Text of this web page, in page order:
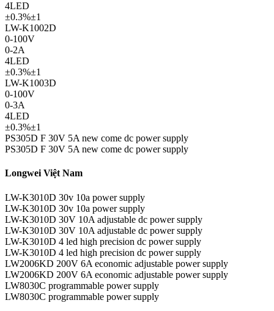
4LED
±0.3%±1
LW-K1002D
0-100V
0-2A
4LED
±0.3%±1
LW-K1003D
0-100V
0-3A
4LED
±0.3%±1
PS305D F 30V 5A new come dc power supply
PS305D F 30V 5A new come dc power supply
Longwei Việt Nam
LW-K3010D 30v 10a power supply
LW-K3010D 30v 10a power supply
LW-K3010D 30V 10A adjustable dc power supply
LW-K3010D 30V 10A adjustable dc power supply
LW-K3010D 4 led high precision dc power supply
LW-K3010D 4 led high precision dc power supply
LW2006KD 200V 6A economic adjustable power supply
LW2006KD 200V 6A economic adjustable power supply
LW8030C programmable power supply
LW8030C programmable power supply